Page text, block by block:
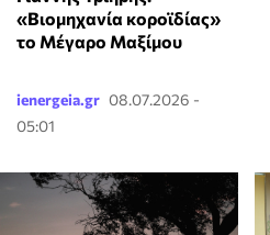
«Βιομηχανία κοροϊδίας»
το Μέγαρο Μαξίμου
ienergeia.gr 08.07.2026 -
05:01